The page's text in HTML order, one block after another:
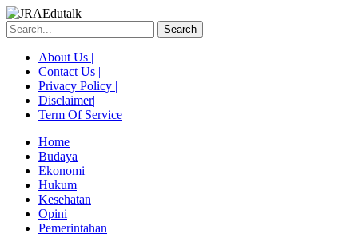
Skip
to
content
Search
About Us |
Contact Us |
Privacy Policy |
Disclaimer|
Term Of Service
Home
Budaya
Ekonomi
Hukum
Kesehatan
Opini
Pemerintahan